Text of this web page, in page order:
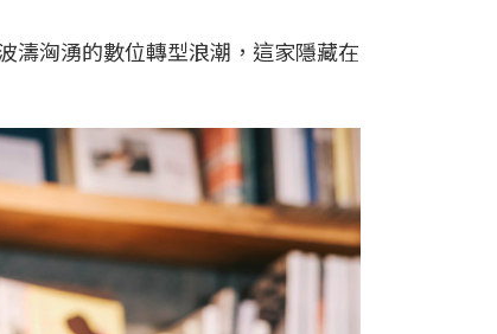
濤洶湧的數位轉型浪潮，這家隱藏在